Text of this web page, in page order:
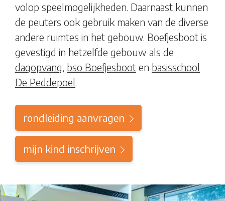
volop speelmogelijkheden. Daarnaast kunnen
de peuters ook gebruik maken van de diverse
andere ruimtes in het gebouw. Boefjesboot is
gevestigd in hetzelfde gebouw als de
dagopvang, bso Boefjesboot en basisschool
De Peddepoel.
rondleiding aanvragen
mijn kind inschrijven